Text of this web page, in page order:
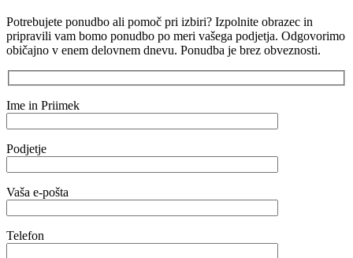
Potrebujete ponudbo ali pomoč pri izbiri? Izpolnite obrazec in
pripravili vam bomo ponudbo po meri vašega podjetja. Odgovorimo
običajno v enem delovnem dnevu. Ponudba je brez obveznosti.
Ime in Priimek
Podjetje
Vaša e-pošta
Telefon